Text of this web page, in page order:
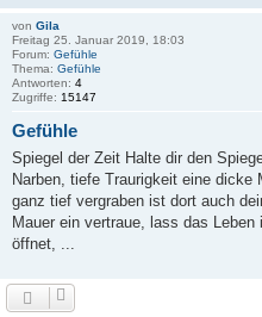
von Gila
Freitag 25. Januar 2019, 18:03
Forum: Gefühle
Thema: Gefühle
Antworten: 4
Zugriffe: 15147
Gefühle
Spiegel der Zeit Halte dir den
Narben, tiefe Traurigkeit eine dicke
ganz tief vergraben ist dort auch
Mauer ein vertraue, lass das
öffnet, ...